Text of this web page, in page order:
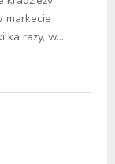
markecie
razy, w...